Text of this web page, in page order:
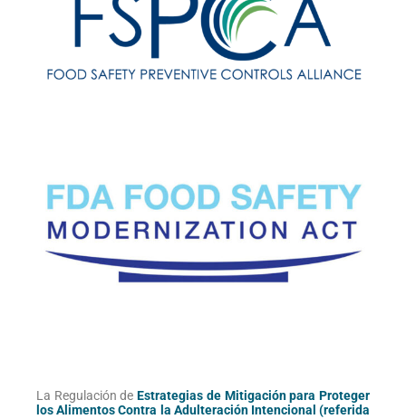
La Regulación deEstrategias de Mitigación para Proteger
los Alimentos Contra la Adulteración Intencional (referida